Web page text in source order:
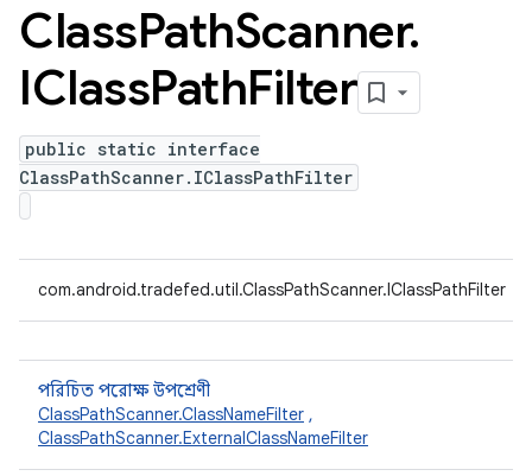
ClassPathScanner.
IClassPathFilter
public static interface
ClassPathScanner.IClassPathFilter
com.android.tradefed.util.ClassPathScanner.IClassPathFilter
পরিচিত পরোক্ষ উপশ্রেণী
ClassPathScanner.ClassNameFilter ,
ClassPathScanner.ExternalClassNameFilter